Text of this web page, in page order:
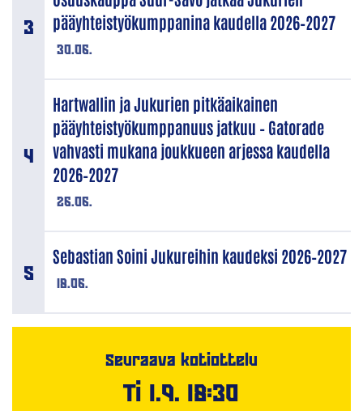
30.06.
pääyhteistyökumppanina kaudella 2026–2027
26.06.
Hartwallin ja Jukurien pitkäaikainen
pääyhteistyökumppanuus jatkuu – Gatorade
vahvasti mukana joukkueen arjessa kaudella
2026–2027
18.06.
Sebastian Soini Jukureihin kaudeksi 2026–2027
Seuraava kotiottelu
Ti 1.9. 18:30